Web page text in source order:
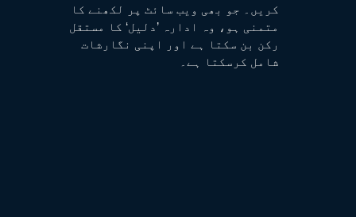
کریں۔ جو بھی ویب سائٹ پر لکھنے کا
متمنی ہو، وہ ادارہ ’دلیل‘ کا مستقل
رکن بن سکتا ہے اور اپنی نگارشات
شامل کرسکتا ہے۔